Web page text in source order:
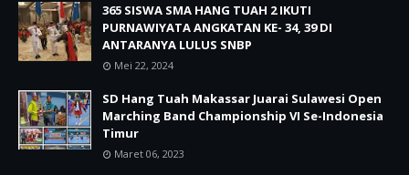
365 SISWA SMA HANG TUAH 2 IKUTI
PURNAWIYATA ANGKATAN KE- 34, 39 DI
ANTARANYA LULUS SNBP
Mei 22, 2024
SD Hang Tuah Makassar Juarai Sulawesi Open
Marching Band Championship VI Se-Indonesia
Timur
Maret 06, 2023